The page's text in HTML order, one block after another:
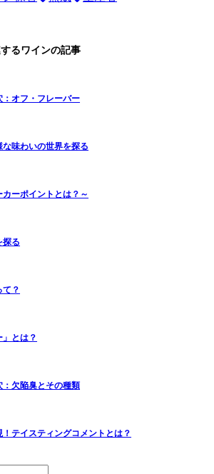
るワインの記事
オフ・フレーバー
味わいの世界を探る
ーポイントとは？～
探る
て？
とは？
欠陥臭とその種類
テイスティングコメントとは？